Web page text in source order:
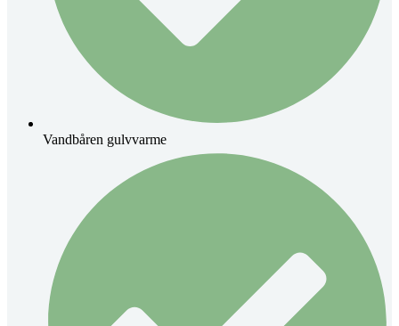
Vandbåren gulvvarme